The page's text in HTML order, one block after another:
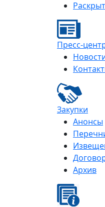
Пресс-
Закупки
Анонсы
Архив